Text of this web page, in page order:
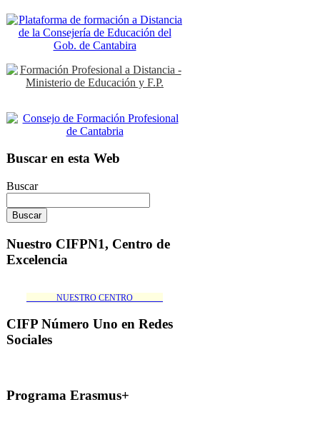
Buscar en esta Web
Buscar
Nuestro CIFPN1, Centro de
Excelencia
_______NUESTRO CENTRO_______
CIFP Número Uno en Redes
Sociales
Programa Erasmus+